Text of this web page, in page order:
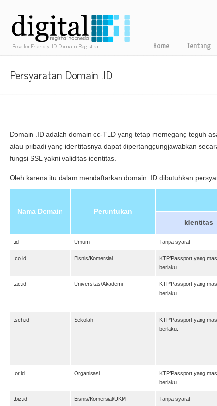
Reseller Friendly .ID Domain Registrar Home Tentang
Persyaratan Domain .ID
Domain .ID adalah domain cc-TLD yang tetap memegang teguh
atau pribadi yang identitasnya dapat dipertanggungjawabkan
fungsi SSL yakni validitas identitas.
Oleh karena itu dalam mendaftarkan domain .ID dibutuhkan
Nama Domain
Peruntukan
Identitas
.id Umum Tanpa syarat
.co.id Bisnis/Komersial
KTP/Passport yang
berlaku
.ac.id Universitas/Akademi
KTP/Passport yang
berlaku.
.sch.id Sekolah
KTP/Passport yang
berlaku.
.or.id Organisasi
KTP/Passport yang
berlaku.
.biz.id Bisnis/Komersial/UKM Tanpa syarat